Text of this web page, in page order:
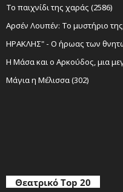
Το παιχνίδι της χαράς (2586)
Αρσέν Λουπέν: Το μυστήριο
ΗΡΑΚΛΗΣ" - Ο ήρωας των
Η Μάσα και ο Αρκούδος, μια
Μάγια η Μέλισσα (302)
Θεατρικό Top 20